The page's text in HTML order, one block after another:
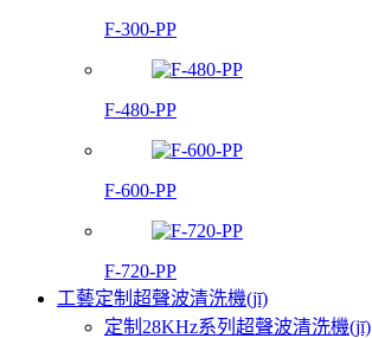
F-300-PP
F-480-PP
F-600-PP
F-720-PP
工藝定制超聲波清洗機(jī)
定制28KHz系列超聲波清洗機(jī)